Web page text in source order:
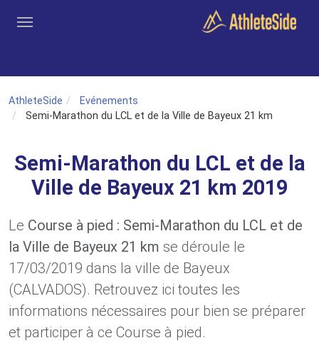
AthleteSide
Evénements
Semi-Marathon du LCL et de la Ville de Bayeux 21 km
Semi-Marathon du LCL et de la
Ville de Bayeux 21 km 2019
Le Course à pied : Semi-Marathon du LCL et de
la Ville de Bayeux 21 km se déroule le
17/03/2019 dans la ville de Bayeux
(CALVADOS). Retrouvez ici toutes les
informations nécessaires pour bien se préparer
et participer à ce Course à pied.